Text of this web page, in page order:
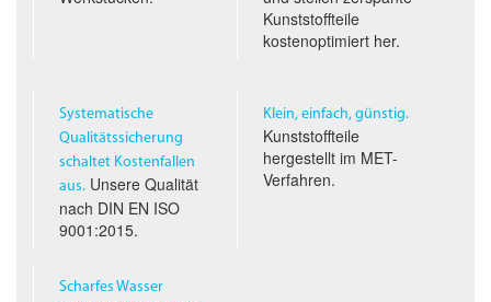
Kunststoffteile
kostenoptimiert her.
Systematische
Qualitäts­sicherung
schaltet Kostenfallen
aus.Unsere Qualität
nach DIN EN ISO
9001:2015.
Klein, einfach, günstig.
Kunststoffteile
hergestellt im MET-
Verfahren.
Scharfes Wasser